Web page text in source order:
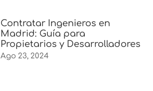
Contratar Ingenieros en
Madrid: Guía para
Propietarios y Desarrolladores
Ago 23, 2024